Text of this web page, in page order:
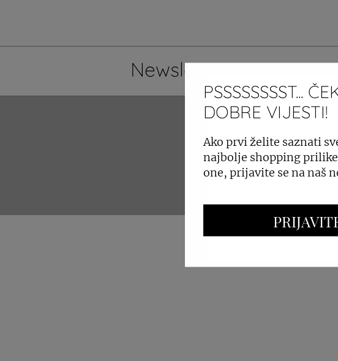
Newsletter Želim primati
PSSSSSSSST...
DOBRE VIJESTI!
Ako prvi želite saznati
najbolje shopping
one, prijavite se na naš